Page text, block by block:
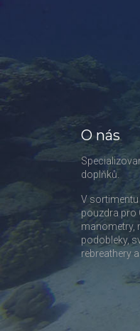
O nás
doplňků.
V
pouzdra pro
manometry,
podobleky,
rebreathery